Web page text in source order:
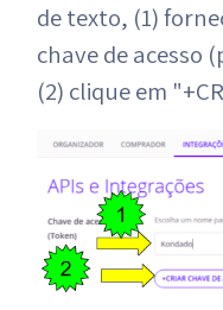
de texto, (1)
chave de acesso
(2) clique em